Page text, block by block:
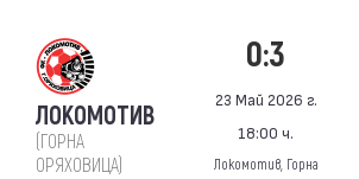
ЛОКОМОТИВ
(ГОРНА
ОРЯХОВИЦА)
0:3
23 Май 2026 г.
18:00 ч.
Локомотив, Горна